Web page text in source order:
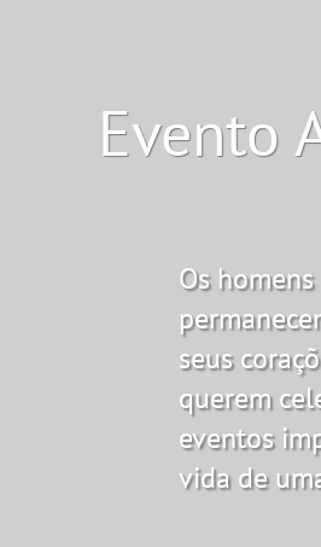
Evento
Os
seus
querem
eventos
vida de